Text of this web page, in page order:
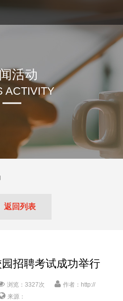
活动
ACTIVITY
返回列表
招聘考试成功举行
浏览：3327次
作者：http://
来源：